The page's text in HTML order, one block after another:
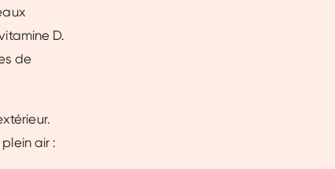
D.
de
air :